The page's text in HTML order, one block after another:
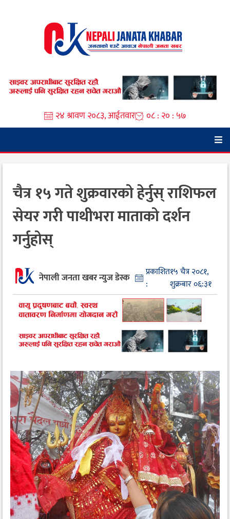
२४ श्रावण २०८३, आईतवार ०८ : २० : ५८
चैत्र १५ गते शुक्रवारको हेर्नुस् राशिफल
सेयर गरी पाथीभरा माताको दर्शन
गर्नुहोस्
नेपाली जनता खबर न्युज डेस्क
प्रकाशित
:
१५ चैत्र २०८१,
शुक्रबार ०६:३१